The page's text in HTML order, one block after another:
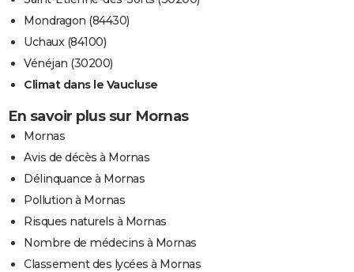
Mondragon (84430)
Uchaux (84100)
Vénéjan (30200)
Climat dans le Vaucluse
En savoir plus sur Mornas
Mornas
Avis de décès à Mornas
Délinquance à Mornas
Pollution à Mornas
Risques naturels à Mornas
Nombre de médecins à Mornas
Classement des lycées à Mornas